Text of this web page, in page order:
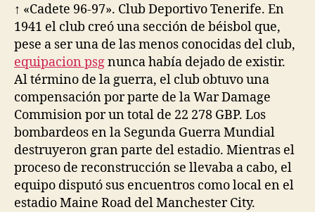
↑ «Cadete 96-97». Club Deportivo Tenerife. En
1941 el club creó una sección de béisbol que,
pese a ser una de las menos conocidas del club,
equipacion psgnunca había dejado de existir.
Al término de la guerra, el club obtuvo una
compensación por parte de la War Damage
Commision por un total de 22 278 GBP. Los
bombardeos en la Segunda Guerra Mundial
destruyeron gran parte del estadio. Mientras el
proceso de reconstrucción se llevaba a cabo, el
equipo disputó sus encuentros como local en el
estadio Maine Road del Manchester City.